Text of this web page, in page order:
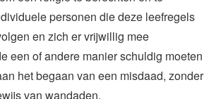
personen die deze leefregels
en zich er vrijwillig mee
een of andere manier schuldig moeten
het begaan van een misdaad, zonder
van wandaden.